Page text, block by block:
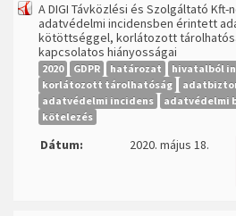
A DIGI Távközlési és Szolgáltató
adatvédelmi incidensben érintett
kötöttséggel, korlátozott
kapcsolatos hiányosságai
2020 GDPR határozat hivatalból
korlátozott tárolhatóság
adatvédelmi incidens
adatvédelmi
kötelezés
Dátum:
2020. május 18.